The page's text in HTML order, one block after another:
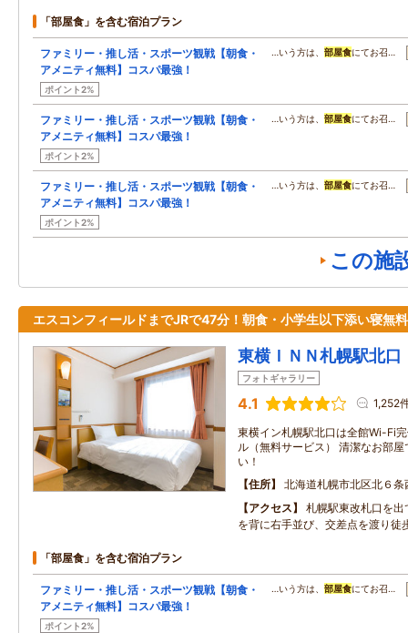
「部屋食」を含む宿泊プラン
ファミリー・推し活・スポーツ観戦【朝食・
アメニティ無料】コスパ最強！
ポイント2%
…いう方は、 部屋食にてお召…
ファミリー・推し活・スポーツ観戦【朝食・
アメニティ無料】コスパ最強！
ポイント2%
…いう方は、 部屋食にてお召…
ファミリー・推し活・スポーツ観戦【朝食・
アメニティ無料】コスパ最強！
ポイント2%
…いう方は、 部屋食にてお召…
この施
エスコンフィールドまでJRで47分！朝食・小学生以下添い寝無料
東横ＩＮＮ札幌駅北
フォトギャラリー
4.1 1,252
東横イン札幌駅北口は全館Wi-Fi
ル（無料サービス） 清潔なお部
い！
住所
北海道札幌市北区北６条
アクセス
札幌駅東改札口を
を背に右手並び、交差点を渡り徒
「部屋食」を含む宿泊プラン
ファミリー・推し活・スポーツ観戦【朝食・
アメニティ無料】コスパ最強！
ポイント2%
…いう方は、 部屋食にてお召…